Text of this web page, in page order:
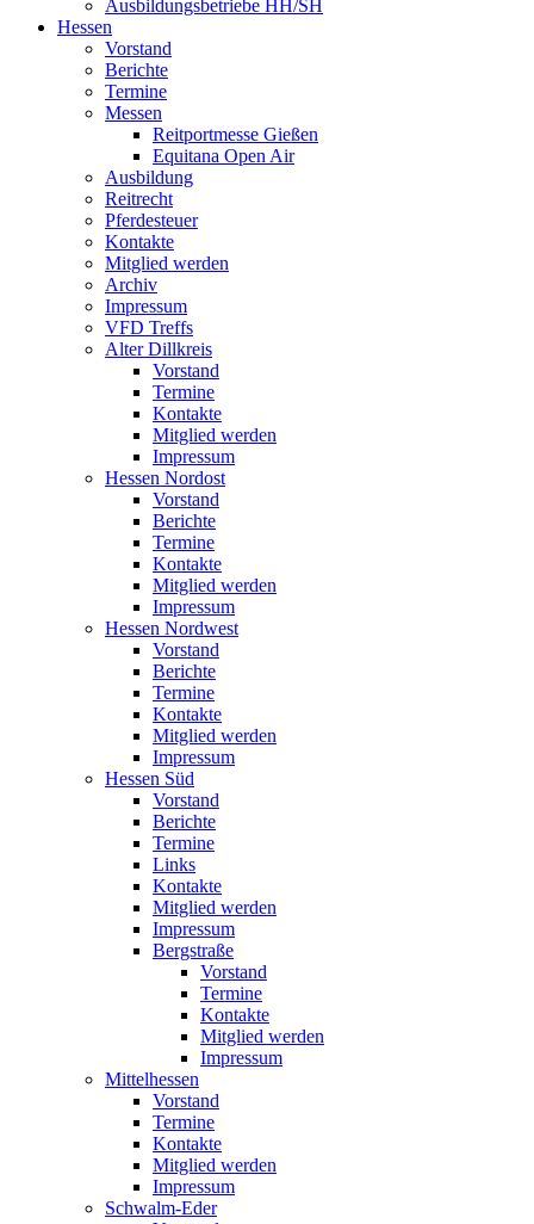
Ausbildungsbetriebe HH/SH
Hessen
Vorstand
Berichte
Termine
Messen
Reitportmesse Gießen
Equitana Open Air
Ausbildung
Reitrecht
Pferdesteuer
Kontakte
Mitglied werden
Archiv
Impressum
VFD Treffs
Alter Dillkreis
Vorstand
Termine
Kontakte
Mitglied werden
Impressum
Hessen Nordost
Vorstand
Berichte
Termine
Kontakte
Mitglied werden
Impressum
Hessen Nordwest
Vorstand
Berichte
Termine
Kontakte
Mitglied werden
Impressum
Hessen Süd
Vorstand
Berichte
Termine
Links
Kontakte
Mitglied werden
Impressum
Bergstraße
Vorstand
Termine
Kontakte
Mitglied werden
Impressum
Mittelhessen
Vorstand
Termine
Kontakte
Mitglied werden
Impressum
Schwalm-Eder